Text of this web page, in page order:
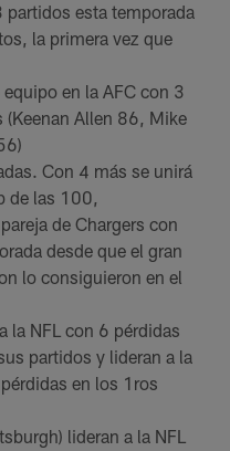
partidos esta temporada
la primera vez que
en la AFC con 3
(Keenan Allen 86, Mike
Con 4 más se unirá
de las 100,
de Chargers con
desde que el gran
lo consiguieron en el
la NFL con 6 pérdidas
partidos y lideran a la
en los 1ros
lideran a la NFL